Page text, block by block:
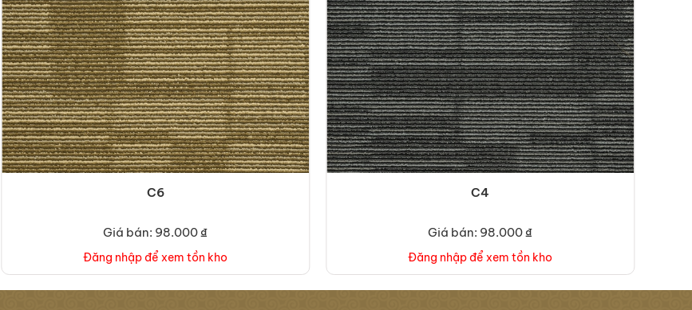
C6
Giá bán: 98.000 ₫
Đăng nhập để xem tồn kho
C4
Giá bán: 98.000 ₫
Đăng nhập để xem tồn kho